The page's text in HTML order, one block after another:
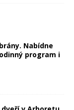
Nabídne
program i